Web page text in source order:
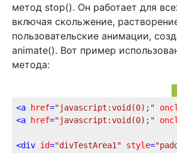
метод stop(). Он работает для
включая скольжение,
пользовательские анимации,
animate(). Вот пример
метода:
<a href="javascript:void(0);"
<a href="javascript:void(0);"
<div id="divTestArea1" style=